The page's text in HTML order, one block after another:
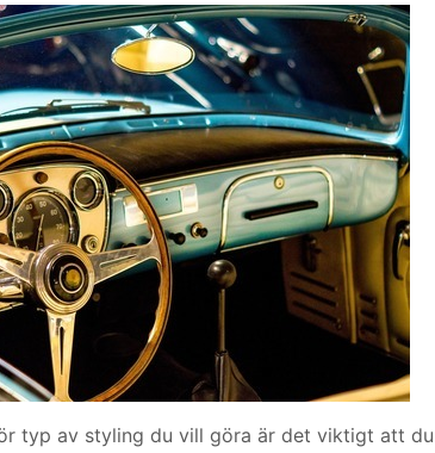
typ av styling du vill göra är det viktigt att